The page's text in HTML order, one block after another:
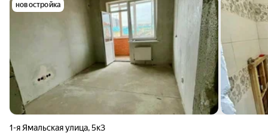
новостройка
1-я Ямальская улица,5к3